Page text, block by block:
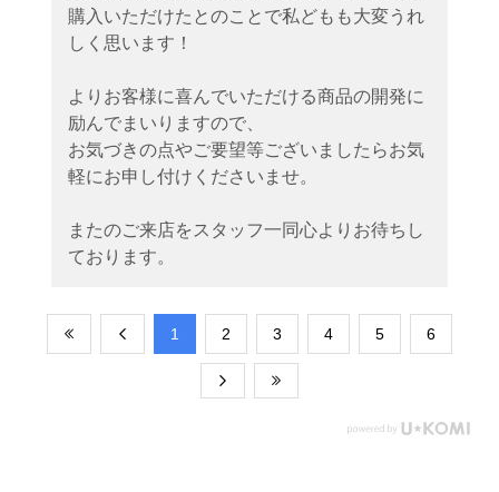
購入いただけたとのことで私どもも大変うれ
しく思います！
よりお客様に喜んでいただける商品の開発に
励んでまいりますので、
お気づきの点やご要望等ございましたらお気
軽にお申し付けくださいませ。
またのご来店をスタッフ一同心よりお待ちし
ております。
​1 ​2 ​3 ​4 ​5 ​6